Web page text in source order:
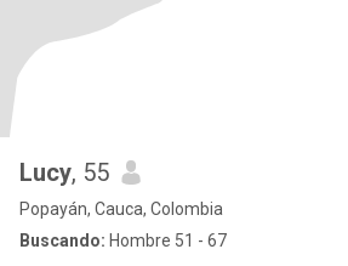
Lucy, 55
Popayán, Cauca, Colombia
Buscando: Hombre 51 - 67